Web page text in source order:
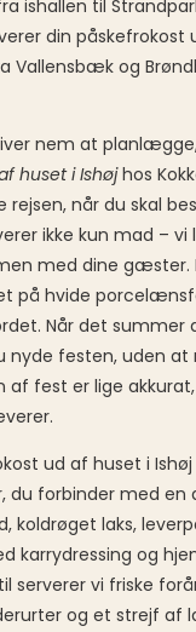
ishallen til
din påskefrokost
Vallensbæk og
nem at
huset i Ishøjhos
rejsen, når du skal
ikke kun mad – vi
med dine gæster.
på hvide
Når det summer
nyde festen, uden at
af fest er lige
ud af huset i
du forbinder med
koldrøget laks,
karrydressing og
serverer vi friske
og et strejf af